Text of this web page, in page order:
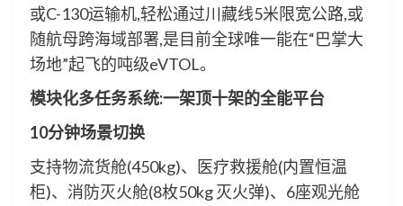
或C-130运输机,轻松通过川藏线5米限宽公路,或
随航母跨海域部署,是目前全球唯一能在“巴掌大
场地”起飞的吨级eVTOL。
模块化多任务系统:一架顶十架的全能平台
10分钟场景切换
支持物流货舱(450kg)、医疗救援舱(内置恒温
柜)、消防灭火舱(8枚50kg 灭火弹)、6座观光舱